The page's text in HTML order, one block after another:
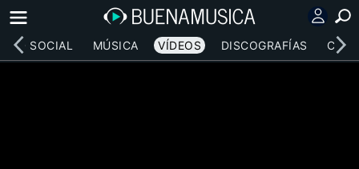
RED SOCIAL MÚSICA VÍDEOS DISCOGRAFÍAS